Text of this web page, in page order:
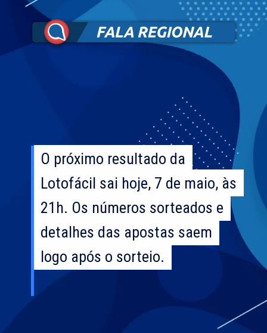
O próximo resultado da
Lotofácil sai hoje, 7 de maio, às
21h. Os números sorteados e
detalhes das apostas saem
logo após o sorteio.
O próximo resultado da
Lotofácil sai hoje, 7 de maio, às
21h. Os números sorteados e
detalhes das apostas saem
logo após o sorteio.